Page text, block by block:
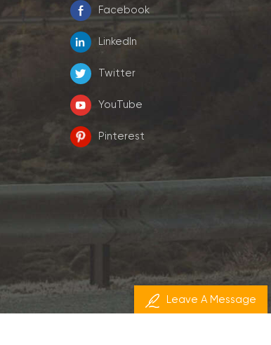
Facebook
LinkedIn
Twitter
YouTube
Pinterest
Leave A Message